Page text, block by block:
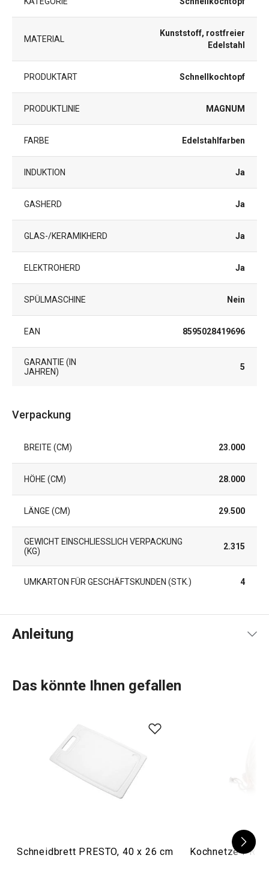
MATERIAL
Kunststoff, rostfreier
Edelstahl
PRODUKTART Schnellkochtopf
PRODUKTLINIE MAGNUM
FARBE Edelstahlfarben
INDUKTION Ja
GASHERD Ja
GLAS-/KERAMIKHERD Ja
ELEKTROHERD Ja
SPÜLMASCHINE Nein
EAN 8595028419696
GARANTIE (IN
JAHREN)
5
Verpackung
BREITE (CM) 23.000
HÖHE (CM) 28.000
LÄNGE (CM) 29.500
GEWICHT EINSCHLIESSLICH VERPACKUNG (
KG)
2.315
UMKARTON FÜR GESCHÄFTSKUNDEN (STK.) 4
Anleitung
Das könnte Ihnen gefallen
Schneidbrett PRESTO, 40 x 26 cm Kochnetze